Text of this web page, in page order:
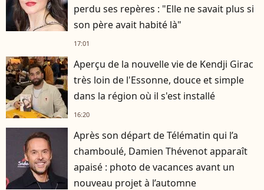
perdu ses repères : "Elle ne savait plus si
son père avait habité là"
17:01
Aperçu de la nouvelle vie de Kendji Girac
très loin de l'Essonne, douce et simple
dans la région où il s'est installé
16:20
Après son départ de Télématin qui l’a
chamboulé, Damien Thévenot apparaît
apaisé : photo de vacances avant un
nouveau projet à l’automne